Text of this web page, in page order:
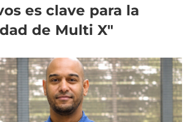
es clave para la
de Multi X"